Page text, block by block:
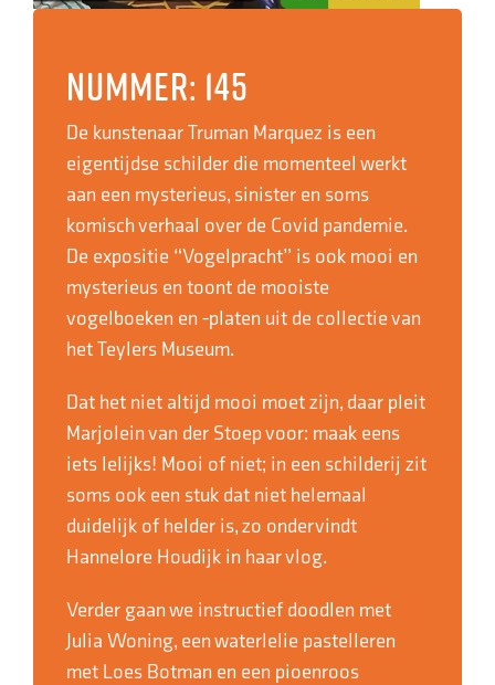
Nummer: 145
De kunstenaar Truman Marquez is een
eigentijdse schilder die momenteel werkt
aan een mysterieus, sinister en soms
komisch verhaal over de Covid pandemie.
De expositie “Vogelpracht” is ook mooi en
mysterieus en toont de mooiste
vogelboeken en -platen uit de collectie van
het Teylers Museum.
Dat het niet altijd mooi moet zijn, daar pleit
Marjolein van der Stoep voor: maak eens
iets lelijks! Mooi of niet; in een schilderij zit
soms ook een stuk dat niet helemaal
duidelijk of helder is, zo ondervindt
Hannelore Houdijk in haar vlog.
Verder gaan we instructief doodlen met
Julia Woning, een waterlelie pastelleren
met Loes Botman en een pioenroos